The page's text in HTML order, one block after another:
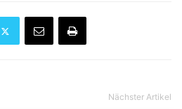
Nächster Artikel